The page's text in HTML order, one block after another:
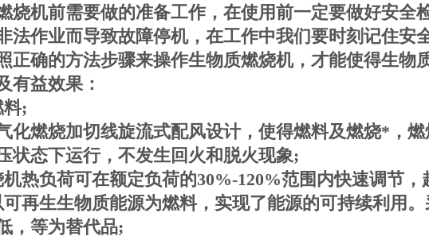
烧机前需要做的准备工作，在使用前一定要做好安全
法作业而导致故障停机，在工作中我们要时刻记住安
正确的方法步骤来操作生物质燃烧机，才能使得生物
有益效果：
料;
化燃烧加切线旋流式配风设计，使得燃料及燃烧*，
状态下运行，不发生回火和脱火现象;
热负荷可在额定负荷的30%-120%范围内快速调节
再生生物质能源为燃料，实现了能源的可持续利用
，等为替代品;